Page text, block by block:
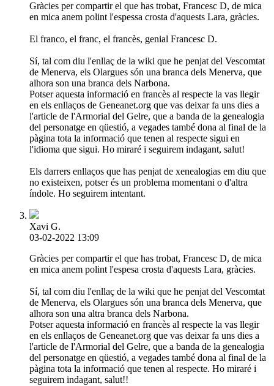
Gràcies per compartir el que has trobat, Francesc D, de mica
en mica anem polint l'espessa crosta d'aquests Lara, gràcies.
El franco, el franc, el francès, genial Francesc D.
Sí, tal com diu l'enllaç de la wiki que he penjat del Vescomtat
de Menerva, els Olargues són una branca dels Menerva, que
alhora son una branca dels Narbona.
Potser aquesta informació en francès al respecte la vas llegir
en els enllaços de Geneanet.org que vas deixar fa uns dies a
l'article de l'Armorial del Gelre, que a banda de la genealogia
del personatge en qüestió, a vegades també dona al final de la
pàgina tota la informació que tenen al respecte sigui en
l'idioma que sigui. Ho miraré i seguirem indagant, salut!
Els darrers enllaços que has penjat de xenealogias em diu que
no existeixen, potser és un problema momentani o d'altra
índole. Ho seguirem intentant.
Xavi G.
03-02-2022 13:09
Gràcies per compartir el que has trobat, Francesc D, de mica
en mica anem polint l'espesa crosta d'aquests Lara, gràcies.
Sí, tal com diu l'enllaç de la wiki que he penjat del Vescomtat
de Menerva, els Olargues són una branca dels Menerva, que
alhora son una altra branca dels Narbona.
Potser aquesta informació en francès al respecte la vas llegir
en els enllaços de Geneanet.org que vas deixar fa uns dies a
l'article de l'Armorial del Gelre, que a banda de la genealogia
del personatge en qüestió, a vegades també dona al final de la
pàgina tota la informació que tenen al respecte. Ho miraré i
seguirem indagant, salut!!